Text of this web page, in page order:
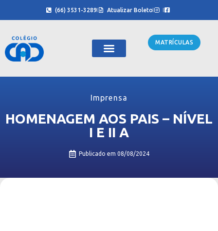
(66) 3531-3289 Atualizar Boleto
MATRÍCULAS
Imprensa
HOMENAGEM AOS PAIS – NÍVEL
I E II A
Publicado em 08/08/2024